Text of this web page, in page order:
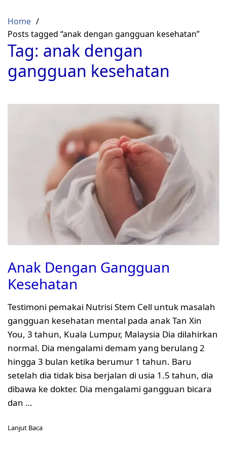
content
Home
Posts tagged “anak dengan gangguan kesehatan”
Tag: anak dengan
gangguan kesehatan
Anak Dengan Gangguan
Kesehatan
Testimoni pemakai Nutrisi Stem Cell untuk masalah
gangguan kesehatan mental pada anak Tan Xin
You, 3 tahun, Kuala Lumpur, Malaysia Dia dilahirkan
normal. Dia mengalami demam yang berulang 2
hingga 3 bulan ketika berumur 1 tahun. Baru
setelah dia tidak bisa berjalan di usia 1.5 tahun, dia
dibawa ke dokter. Dia mengalami gangguan bicara
dan …
Lanjut Baca